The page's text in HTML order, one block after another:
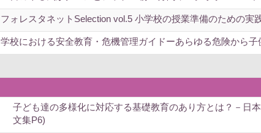
フォレスタネットSelection vol.5 小学校の授業準備のための
学校における安全教育・危機管理ガイドーあらゆる危険から
子ども達の多様化に対応する基礎教育のあり方とは？－日
文集P6)